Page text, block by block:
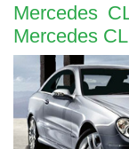
Mercedes
Mercedes